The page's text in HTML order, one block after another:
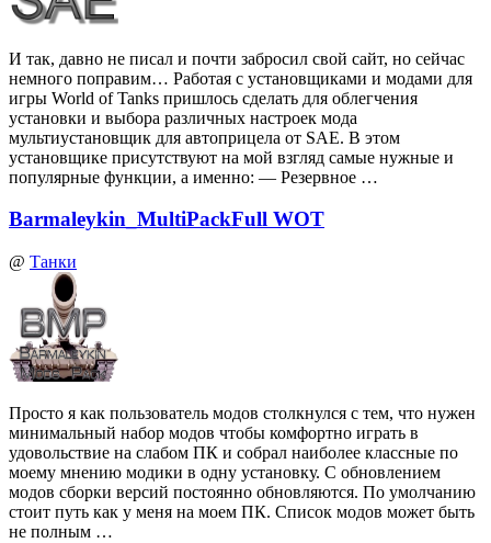
И так, давно не писал и почти забросил свой сайт, но сейчас
немного поправим… Работая с установщиками и модами для
игры World of Tanks пришлось сделать для облегчения
установки и выбора различных настроек мода
мультиустановщик для автоприцела от SAE. В этом
установщике присутствуют на мой взгляд самые нужные и
популярные функции, а именно: — Резервное …
Barmaleykin_MultiPackFull WOT
@ Танки
Просто я как пользователь модов столкнулся с тем, что нужен
минимальный набор модов чтобы комфортно играть в
удовольствие на слабом ПК и собрал наиболее классные по
моему мнению модики в одну установку. С обновлением
модов сборки версий постоянно обновляются. По умолчанию
стоит путь как у меня на моем ПК. Список модов может быть
не полным …